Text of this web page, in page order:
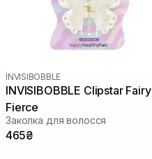
INVISIBOBBLE
INVISIBOBBLE Clipstar Fairy
Fierce
Заколка для волосся
465₴